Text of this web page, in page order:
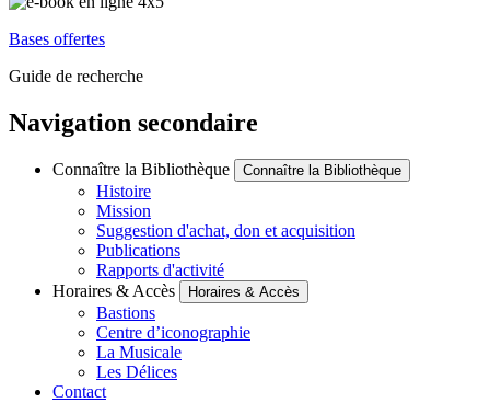
Bases offertes
Guide de recherche
Navigation secondaire
Connaître la Bibliothèque Connaître la Bibliothèque
Histoire
Mission
Suggestion d'achat, don et acquisition
Publications
Rapports d'activité
Horaires & Accès
Horaires & Accès
Bastions
Centre d’iconographie
La Musicale
Les Délices
Contact